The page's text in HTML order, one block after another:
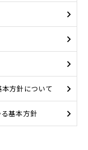
方針について
基本方針